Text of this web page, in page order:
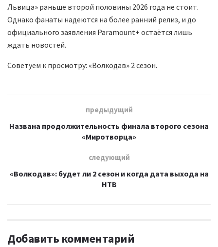
Львица» раньше второй половины 2026 года не стоит.
Однако фанаты надеются на более ранний релиз, и до
официального заявления Paramount+ остаётся лишь
ждать новостей.
Советуем к просмотру: «Волкодав» 2 сезон.
предыдущий
Названа продолжительность финала второго сезона
«Миротворца»
следующий
«Волкодав»: будет ли 2 сезон и когда дата выхода на
НТВ
Добавить комментарий